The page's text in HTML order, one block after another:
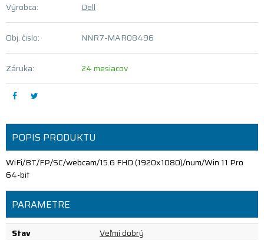
Výrobca: Dell
Obj. čislo: NNR7-MAR08496
Záruka: 24 mesiacov
POPIS PRODUKTU
WiFi/BT/FP/SC/webcam/15.6 FHD (1920x1080)/num/Win 11 Pro
64-bit
PARAMETRE
Stav
Veľmi dobrý